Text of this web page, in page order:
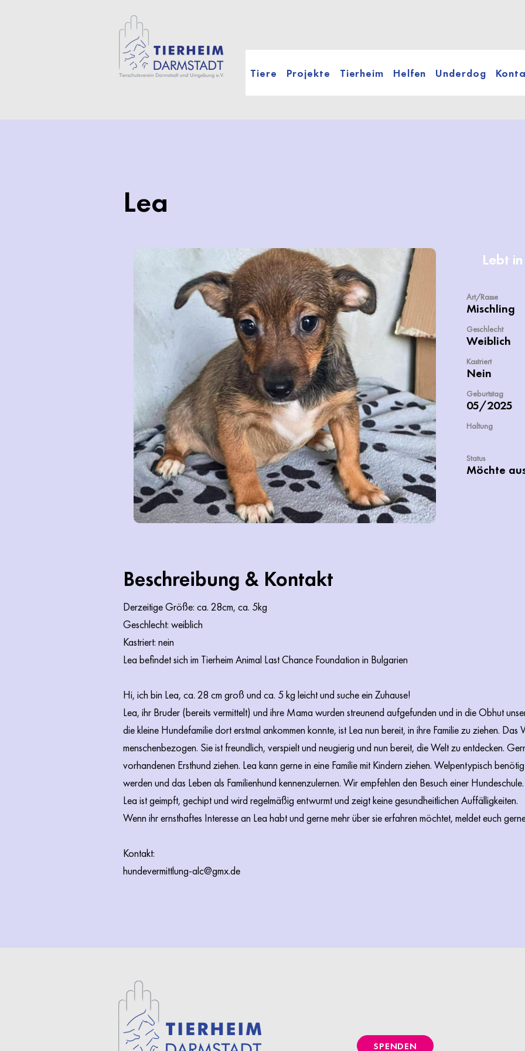
Tiere Projekte Tierheim Helfen Underdog
Lea
Lebt
Mischling
Art/Rasse
Weiblich
Geschlecht
Nein
Kastriert
05/2025
Geburtstag
Haltung
Status
Möchte
Beschreibung & Kontakt
Derzeitige Größe: ca. 28cm, ca. 5kg
Geschlecht: weiblich
Kastriert: nein
Lea befindet sich im Tierheim Animal Last Chance Foundation in Bulgarien
Hi, ich bin Lea, ca. 28 cm groß und ca. 5 kg leicht und suche ein Zuhause!
Lea, ihr Bruder (bereits vermittelt) und ihre Mama wurden streunend aufgefunden und in die Obhut
die kleine Hundefamilie dort erstmal ankommen konnte, ist Lea nun bereit, in ihre Familie zu ziehen. Das
menschenbezogen. Sie ist freundlich, verspielt und neugierig und nun bereit, die Welt zu entdecken.
vorhandenen Ersthund ziehen. Lea kann gerne in eine Familie mit Kindern ziehen. Welpentypisch
werden und das Leben als Familienhund kennenzulernen. Wir empfehlen den Besuch einer Hundeschule.
Lea ist geimpft, gechipt und wird regelmäßig entwurmt und zeigt keine gesundheitlichen Auffälligkeiten.
Wenn ihr ernsthaftes Interesse an Lea habt und gerne mehr über sie erfahren möchtet, meldet euch
Kontakt:
hundevermittlung-alc@gmx.de
SPENDEN